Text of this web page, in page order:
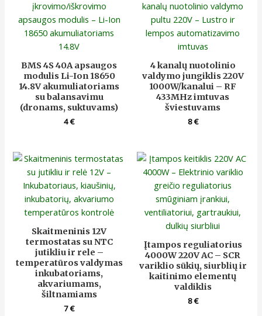
BMS 4S 40A apsaugos
modulis Li-Ion 18650
14.8V akumuliatoriams
su balansavimu
(dronams, suktuvams)
4€
4 kanalų nuotolinio
valdymo jungiklis 220V
1000W/kanalui – RF
433MHz imtuvas
šviestuvams
8€
Skaitmeninis 12V
termostatas su NTC
jutikliu ir rele –
temperatūros valdymas
inkubatoriams,
akvariumams,
šiltnamiams
7€
Įtampos reguliatorius
4000W 220V AC – SCR
variklio sūkių, siurblių ir
kaitinimo elementų
valdiklis
8€